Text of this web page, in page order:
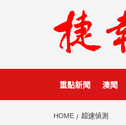
重點新聞 澳聞
HOME 超速偵測